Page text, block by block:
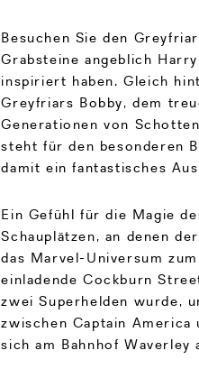
Besuchen Sie den
Grabsteine angeblich
inspiriert haben. Gleich
Greyfriars Bobby, dem
Generationen von
steht für den besonderen
damit ein fantastisches
Ein Gefühl für die Magie
Schauplätzen, an denen
das Marvel-Universum
einladende Cockburn
zwei Superhelden wurde,
zwischen Captain America
sich am Bahnhof Waverley